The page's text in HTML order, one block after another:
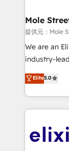
Healthcare:
workflows
workflows;
intake;
revenue
portfolio and
HIPAA-
implementations
Mole
提供元：Mole
We are an
industry-
consultancy.
market B2B
approach to
applications
Design,
Elite5.0